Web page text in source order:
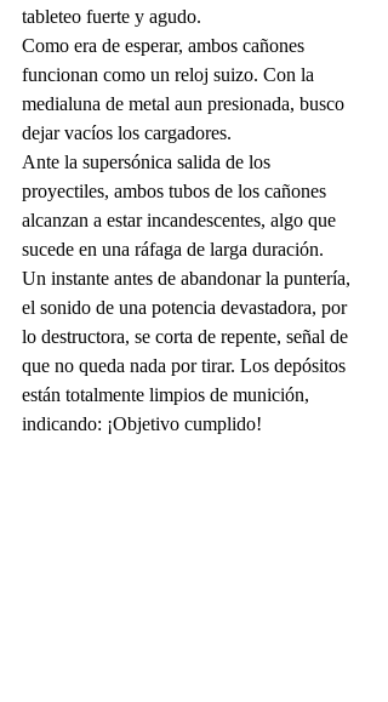
tableteo fuerte y agudo.
Como era de esperar, ambos cañones
funcionan como un reloj suizo. Con la
medialuna de metal aun presionada, busco
dejar vacíos los cargadores.
Ante la supersónica salida de los
proyectiles, ambos tubos de los cañones
alcanzan a estar incandescentes, algo que
sucede en una ráfaga de larga duración.
Un instante antes de abandonar la puntería,
el sonido de una potencia devastadora, por
lo destructora, se corta de repente, señal de
que no queda nada por tirar. Los depósitos
están totalmente limpios de munición,
indicando: ¡Objetivo cumplido!